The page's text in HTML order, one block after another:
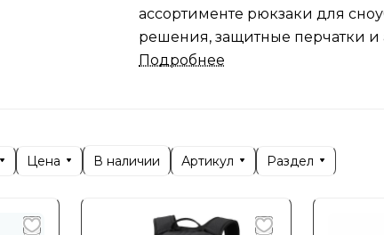
ассортименте рюкзаки для
решения, защитные перчатки
компоновка и прочная
Водонепроницаемые молнии,
длительных походах или
цветовых решений позволяют
до экстремальных
Подробнее
Цена В наличии Артикул Раздел